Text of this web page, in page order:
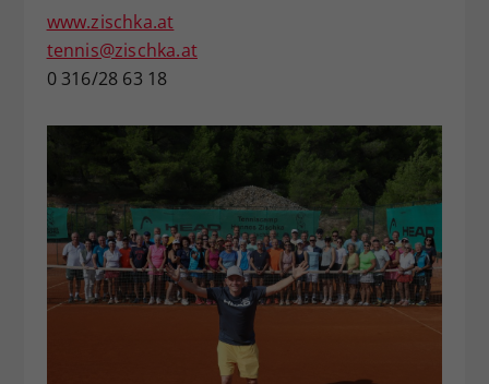
www.zischka.at
tennis@zischka.at
0 316/28 63 18